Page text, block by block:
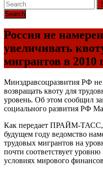
Россия не
увеличивать
мигрантов в 2010
Минздравсоцразвития РФ
возвращать квоту для
уровень. Об этом сообщил
социального развития РФ
Как передает ПРАЙМ-ТАСС,
будущем году ведомство
трудовых мигрантов на
почти соответствует
условиях мирового